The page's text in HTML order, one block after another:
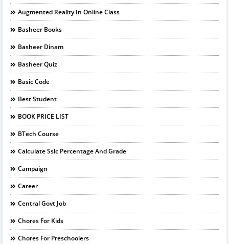
Augmented Reality In Online Class
Basheer Books
Basheer Dinam
Basheer Quiz
Basic Code
Best Student
BOOK PRICE LIST
BTech Course
Calculate Sslc Percentage And Grade
Campaign
Career
Central Govt Job
Chores For Kids
Chores For Preschoolers